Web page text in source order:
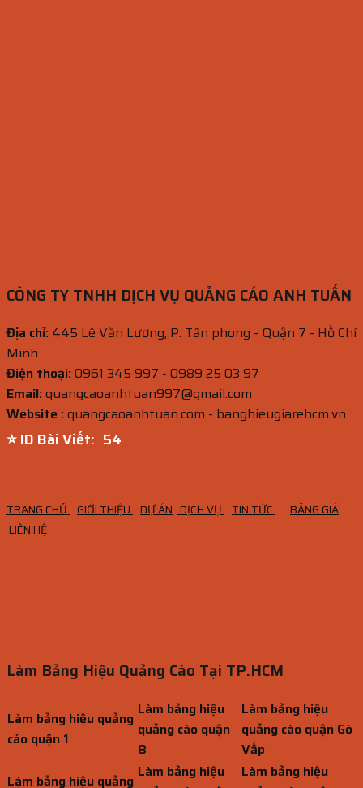
CÔNG TY TNHH DỊCH VỤ QUẢNG CÁO ANH TUẤN
Địa chỉ: 445 Lê Văn Lương, P. Tân phong - Quận 7 - Hồ Chí
Minh
Điện thoại:0961 345 997 - 0989 25 03 97
Email:quangcaoanhtuan997@gmail.com
Website :quangcaoanhtuan.com - banghieugiarehcm.vn
⭐ ID Bài Viết: 52
TRANG CHỦ GIỚI THIỆU DỰ ÁN DỊCH VỤ TIN TỨC
BẢNG GIÁ
LIÊN HỆ
Làm Bảng Hiệu Quảng Cáo Tại TP.HCM
Làm bảng hiệu quảng
cáo quận 1
Làm bảng hiệu
quảng cáo quận
8
Làm bảng hiệu
quảng cáo quận Gò
Vấp
Làm bảng hiệu quảng Làm bảng hiệu
Làm bảng hiệu